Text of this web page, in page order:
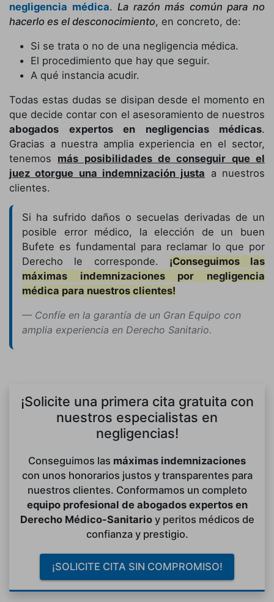
negligencia médica.La razón más común para no
hacerlo es el desconocimiento, en concreto, de:
Si se trata o no de una negligencia médica.
El procedimiento que hay que seguir.
A qué instancia acudir.
Todas estas dudas se disipan desde el momento en
que decide contar con el asesoramiento de nuestros
abogados expertos en negligencias médicas.
Gracias a nuestra amplia experiencia en el sector,
tenemos más posibilidades de conseguir que el
juez otorgue una indemnización justa a nuestros
clientes.
Si ha sufrido daños o secuelas derivadas de un
posible error médico, la elección de un buen
Bufete es fundamental para reclamar lo que por
Derecho le corresponde. ¡Conseguimos las
máximas indemnizaciones por negligencia
médica para nuestros clientes!
Confíe en la garantía de un Gran Equipo con
amplia experiencia en Derecho Sanitario.
¡Solicite una primera cita gratuita con
nuestros especialistas en
negligencias!
Conseguimos las máximas indemnizaciones
con unos honorarios justos y transparentes para
nuestros clientes. Conformamos un completo
equipo profesional de abogados expertos en
Derecho Médico-Sanitarioy peritos médicos de
confianza y prestigio.
¡SOLICITE CITA SIN COMPROMISO!